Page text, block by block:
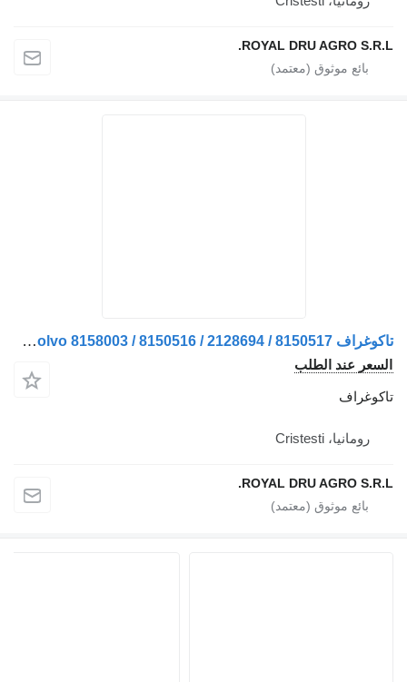
ROYAL DRU AGRO
تاكوغراف Volvo Tahograf Volvo 8158003 / 8150516 / 2128694 / 8150517 لـ الشاحنات
عند الطلب
رومانيا، Cristesti
ROYAL DRU AGRO